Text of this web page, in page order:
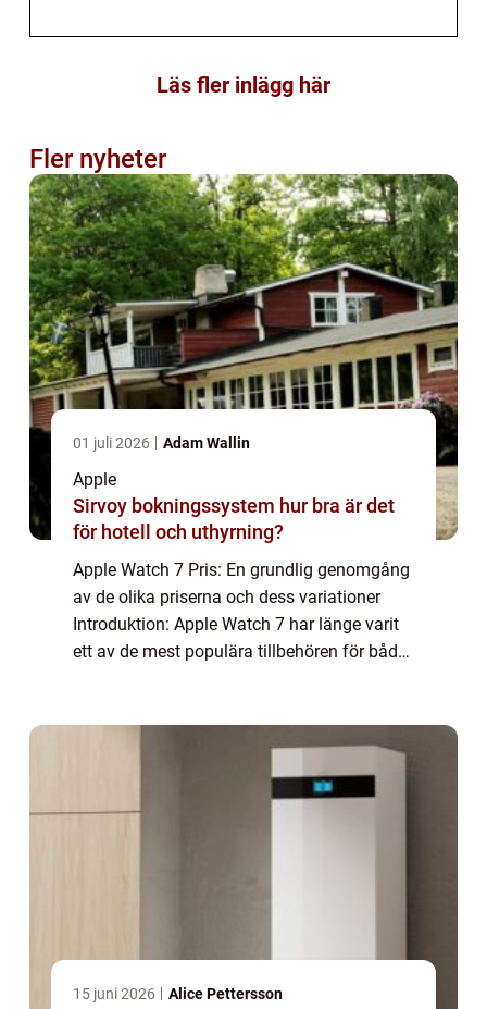
Läs fler inlägg här
Fler nyheter
01 juli 2026 Adam Wallin
Apple
Sirvoy bokningssystem hur bra är det
för hotell och uthyrning?
Apple Watch 7 Pris: En grundlig genomgång
av de olika priserna och dess variationer
Introduktion: Apple Watch 7 har länge varit
ett av de mest populära tillbehören för både
15 juni 2026 Alice Pettersson